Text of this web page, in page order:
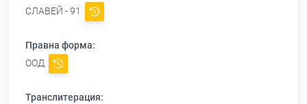
СЛАВЕЙ - 91
Правна форма:
ООД
Транслитерация: